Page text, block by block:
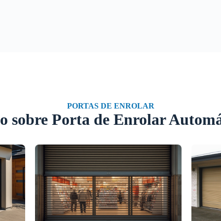
PORTAS DE ENROLAR
sobre Porta de Enrolar